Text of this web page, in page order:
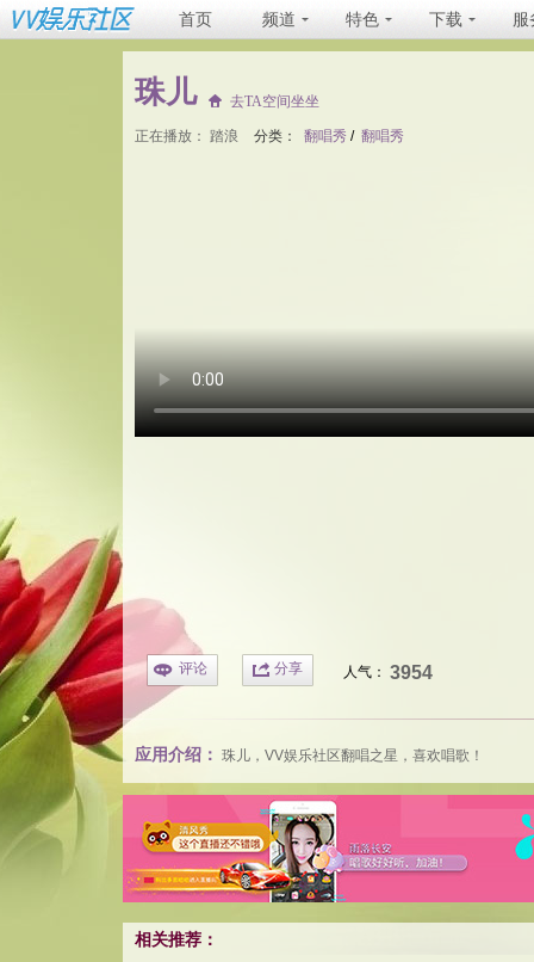
首页 频道 特色 下载 服
珠儿 去TA空间坐坐
正在播放： 踏浪 分类： 翻唱秀 / 翻唱秀
评论 分享 人气： 3954
应用介绍： 珠儿， VV娱乐社区翻唱之星，喜欢唱歌！
相关推荐：